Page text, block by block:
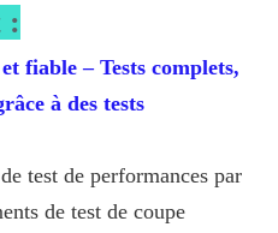
:
fiable – Tests complets,
à des tests
test de performances par
de test de coupe